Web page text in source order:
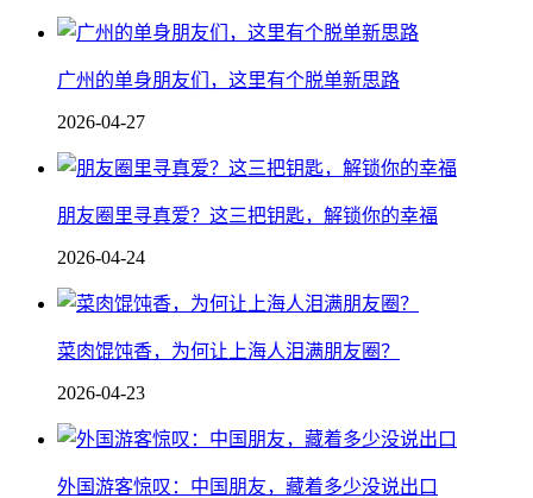
广州的单身朋友们，这里有个脱单新思路
2026-04-27
朋友圈里寻真爱？这三把钥匙，解锁你的幸福
2026-04-24
菜肉馄饨香，为何让上海人泪满朋友圈？
2026-04-23
外国游客惊叹：中国朋友，藏着多少没说出口